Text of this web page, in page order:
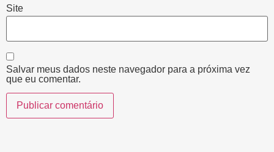
Site
Salvar meus dados neste navegador para a próxima vez
que eu comentar.